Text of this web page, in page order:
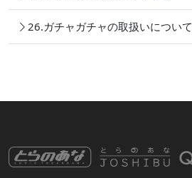
26.ガチャガチャの取扱いについて